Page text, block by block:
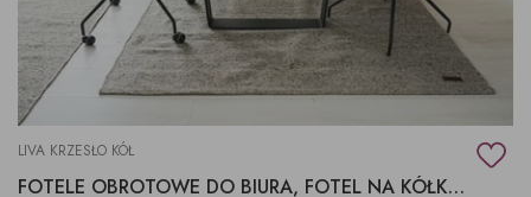
LIVA KRZESŁO KÓŁ
FOTELE OBROTOWE DO BIURA, FOTEL NA KÓŁKACH LIVA